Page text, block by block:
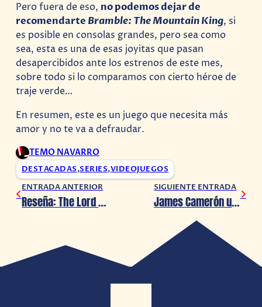
Pero fuera de eso, no podemos dejar de
recomendarte Bramble: The Mountain King, si
es posible en consolas grandes, pero sea como
sea, esta es una de esas joyitas que pasan
desapercibidos ante los estrenos de este mes,
sobre todo si lo comparamos con cierto héroe de
traje verde…
En resumen, este es un juego que necesita más
amor y no te va a defraudar.
TEMO NAVARRO
DESTACADAS,SERIES,VIDEOJUEGOS
ENTRADA ANTERIOR
Reseña: The Lord of the Rings – Gollum (PS5)
SIGUIENTE ENTRADA
James Camerón usará las IA’s para la nueva película de Terminator